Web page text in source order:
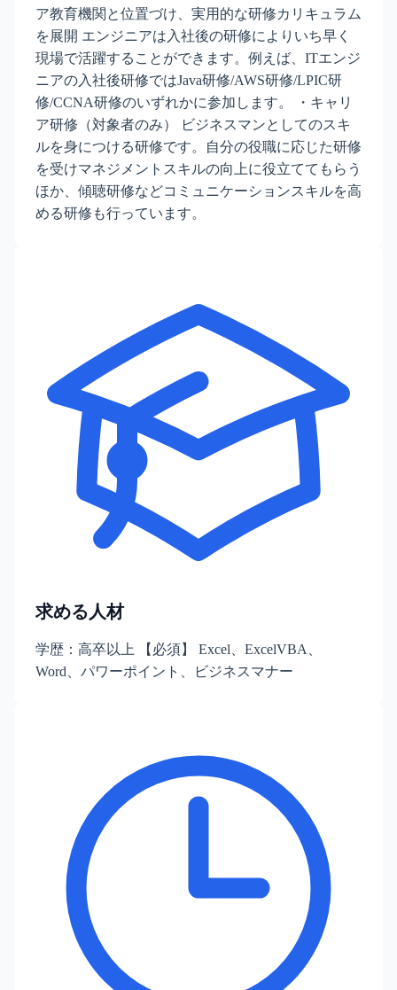
ア教育機関と位置づけ、実用的な研修カリキュラム
を展開 エンジニアは入社後の研修によりいち早く
現場で活躍することができます。例えば、ITエンジ
ニアの入社後研修ではJava研修/AWS研修/LPIC研
修/CCNA研修のいずれかに参加します。 ・キャリ
ア研修（対象者のみ） ビジネスマンとしてのスキ
ルを身につける研修です。自分の役職に応じた研修
を受けマネジメントスキルの向上に役立ててもらう
ほか、傾聴研修などコミュニケーションスキルを高
める研修も行っています。
求める人材
学歴：高卒以上 【必須】 Excel、ExcelVBA、
Word、パワーポイント、ビジネスマナー